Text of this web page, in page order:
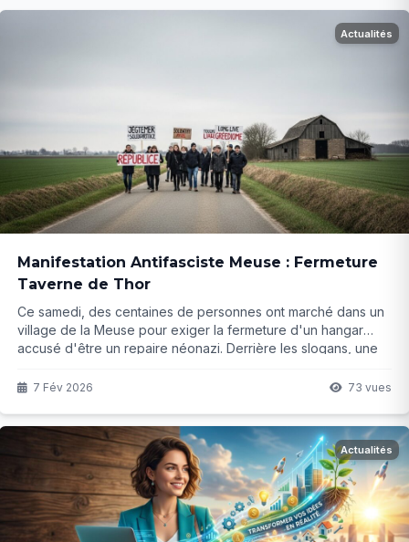
Actualités
Manifestation Antifasciste Meuse : Fermeture
Taverne de Thor
Ce samedi, des centaines de personnes ont marché dans un
village de la Meuse pour exiger la fermeture d'un hangar
accusé d'être un repaire néonazi. Derrière les slogans, une
7 Fév 2026 73 vues
Actualités